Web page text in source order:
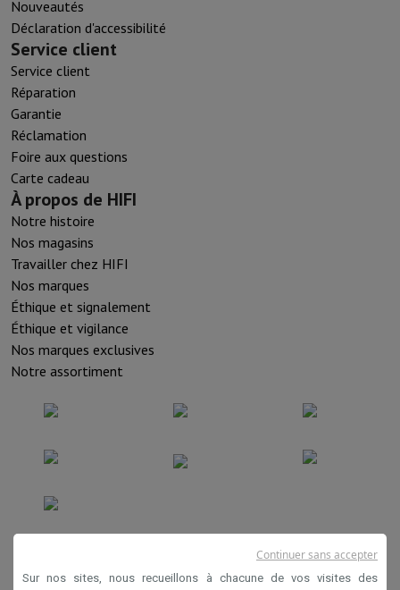
Nouveautés
Déclaration d'accessibilité
Service client
Service client
Réparation
Garantie
Réclamation
Foire aux questions
Carte cadeau
À propos de HIFI
Notre histoire
Nos magasins
Travailler chez HIFI
Nos marques
Éthique et signalement
Éthique et vigilance
Nos marques exclusives
Notre assortiment
Conditions de vente
Privacy
Sur nos sites, nous recueillons à chacune de vos visites des
Continuer sans accepter